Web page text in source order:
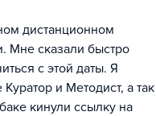
дистанционном
Мне сказали быстро
с этой даты. Я
и Методист, а так
кинули ссылку на